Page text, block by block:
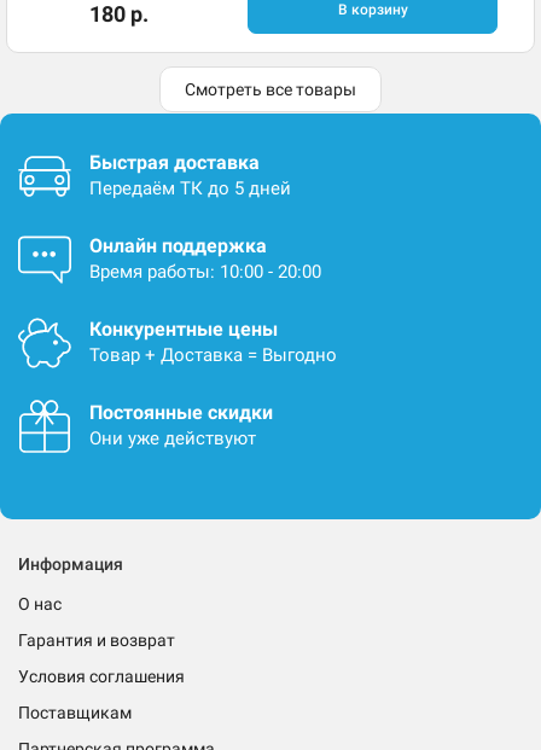
180 р. В корзину
Смотреть все товары
Быстрая доставка
Передаём ТК до 5 дней
Онлайн поддержка
Время работы: 10:00 - 20:00
Конкурентные цены
Товар + Доставка = Выгодно
Постоянные скидки
Они уже действуют
Информация
О нас
Гарантия и возврат
Условия соглашения
Поставщикам